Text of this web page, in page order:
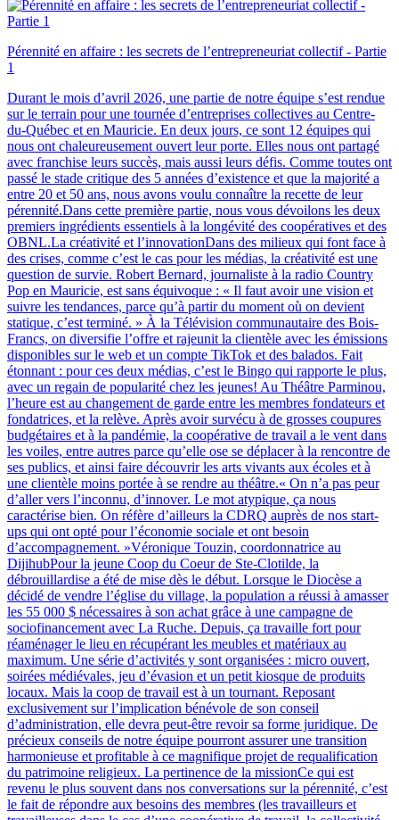
Pérennité en affaire : les secrets de l’entrepreneuriat collectif - Partie
1
Durant le mois d’avril 2026, une partie de notre équipe s’est rendue
sur le terrain pour une tournée d’entreprises collectives au Centre-
du-Québec et en Mauricie. En deux jours, ce sont 12 équipes qui
nous ont chaleureusement ouvert leur porte. Elles nous ont partagé
avec franchise leurs succès, mais aussi leurs défis. Comme toutes ont
passé le stade critique des 5 années d’existence et que la majorité a
entre 20 et 50 ans, nous avons voulu connaître la recette de leur
pérennité.Dans cette première partie, nous vous dévoilons les deux
premiers ingrédients essentiels à la longévité des coopératives et des
OBNL.La créativité et l’innovationDans des milieux qui font face à
des crises, comme c’est le cas pour les médias, la créativité est une
question de survie. Robert Bernard, journaliste à la radio Country
Pop en Mauricie, est sans équivoque : « Il faut avoir une vision et
suivre les tendances, parce qu’à partir du moment où on devient
statique, c’est terminé. » À la Télévision communautaire des Bois-
Francs, on diversifie l’offre et rajeunit la clientèle avec les émissions
disponibles sur le web et un compte TikTok et des balados. Fait
étonnant : pour ces deux médias, c’est le Bingo qui rapporte le plus,
avec un regain de popularité chez les jeunes! Au Théâtre Parminou,
l’heure est au changement de garde entre les membres fondateurs et
fondatrices, et la relève. Après avoir survécu à de grosses coupures
budgétaires et à la pandémie, la coopérative de travail a le vent dans
les voiles, entre autres parce qu’elle ose se déplacer à la rencontre de
ses publics, et ainsi faire découvrir les arts vivants aux écoles et à
une clientèle moins portée à se rendre au théâtre.« On n’a pas peur
d’aller vers l’inconnu, d’innover. Le mot atypique, ça nous
caractérise bien. On réfère d’ailleurs la CDRQ auprès de nos start-
ups qui ont opté pour l’économie sociale et ont besoin
d’accompagnement. »Véronique Touzin, coordonnatrice au
DijihubPour la jeune Coop du Coeur de Ste-Clotilde, la
débrouillardise a été de mise dès le début. Lorsque le Diocèse a
décidé de vendre l’église du village, la population a réussi à amasser
les 55 000 $ nécessaires à son achat grâce à une campagne de
sociofinancement avec La Ruche. Depuis, ça travaille fort pour
réaménager le lieu en récupérant les meubles et matériaux au
maximum. Une série d’activités y sont organisées : micro ouvert,
soirées médiévales, jeu d’évasion et un petit kiosque de produits
locaux. Mais la coop de travail est à un tournant. Reposant
exclusivement sur l’implication bénévole de son conseil
d’administration, elle devra peut-être revoir sa forme juridique. De
précieux conseils de notre équipe pourront assurer une transition
harmonieuse et profitable à ce magnifique projet de requalification
du patrimoine religieux. La pertinence de la missionCe qui est
revenu le plus souvent dans nos conversations sur la pérennité, c’est
le fait de répondre aux besoins des membres (les travailleurs et